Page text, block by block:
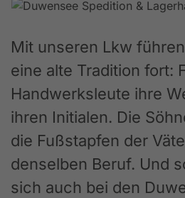
Mit unseren Lkw
eine alte Tradition fort:
Handwerksleute ihre
ihren Initialen. Die
die Fußstapfen der
denselben Beruf. Und
sich auch bei den